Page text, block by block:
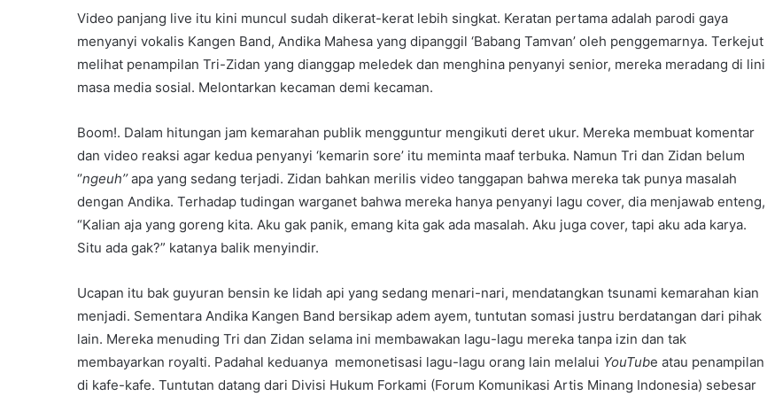
Video panjang live itu kini muncul sudah dikerat-kerat lebih singkat. Keratan pertama adalah parodi gaya
menyanyi vokalis Kangen Band, Andika Mahesa yang dipanggil ‘Babang Tamvan’ oleh penggemarnya. Terkejut
melihat penampilan Tri-Zidan yang dianggap meledek dan menghina penyanyi senior, mereka meradang di lini
masa media sosial. Melontarkan kecaman demi kecaman.
Boom!. Dalam hitungan jam kemarahan publik mengguntur mengikuti deret ukur. Mereka membuat komentar
dan video reaksi agar kedua penyanyi ‘kemarin sore’ itu meminta maaf terbuka. Namun Tri dan Zidan belum
‘’ngeuh’’apa yang sedang terjadi. Zidan bahkan merilis video tanggapan bahwa mereka tak punya masalah
dengan Andika. Terhadap tudingan warganet bahwa mereka hanya penyanyi lagu cover, dia menjawab enteng,
“Kalian aja yang goreng kita. Aku gak panik, emang kita gak ada masalah. Aku juga cover, tapi aku ada karya.
Situ ada gak?” katanya balik menyindir.
Ucapan itu bak guyuran bensin ke lidah api yang sedang menari-nari, mendatangkan tsunami kemarahan kian
menjadi. Sementara Andika Kangen Band bersikap adem ayem, tuntutan somasi justru berdatangan dari pihak
lain. Mereka menuding Tri dan Zidan selama ini membawakan lagu-lagu mereka tanpa izin dan tak
membayarkan royalti. Padahal keduanya memonetisasi lagu-lagu orang lain melalui YouTube atau penampilan
di kafe-kafe. Tuntutan datang dari Divisi Hukum Forkami (Forum Komunikasi Artis Minang Indonesia) sebesar